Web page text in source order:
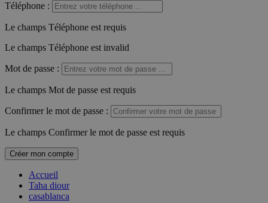
Téléphone :
Le champs Téléphone est requis
Le champs Téléphone est invalid
Mot de passe :
Le champs Mot de passe est requis
Confirmer le mot de passe :
Le champs Confirmer le mot de passe est requis
Créer mon compte
Accueil
Taha diour
casablanca